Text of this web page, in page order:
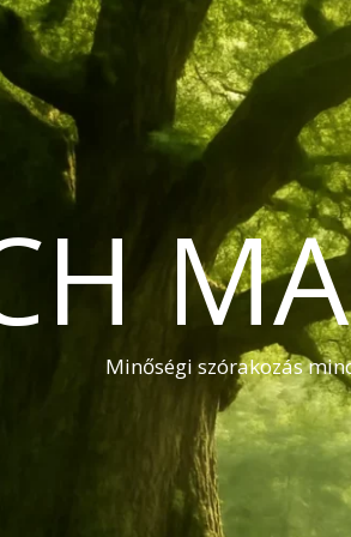
Minőségi szórakozás